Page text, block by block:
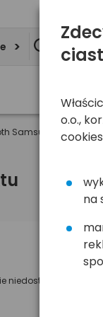
Samsung HF1000
niedostępny
o.o.,
na